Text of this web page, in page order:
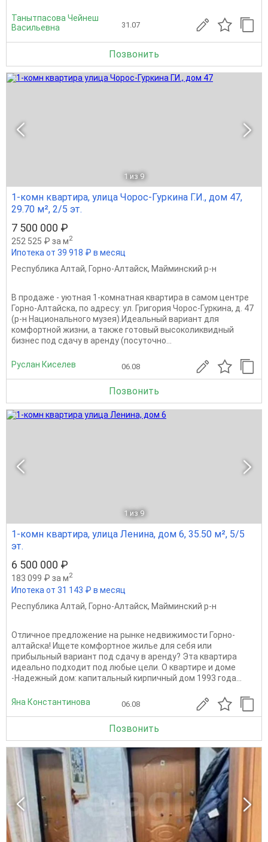
Танытпасова Чейнеш
Васильевна
31.07
Позвонить
1 из 9
1-комн квартира, улица Чорос-Гуркина Г.И., дом 47,
29.70 м², 2/5 эт.
7 500 000 ₽
252 525 ₽ за м2
Ипотека от 39 918 ₽ в месяц
Республика Алтай, Горно-Алтайск, Майминский р-н
В продаже - уютная 1-комнатная квартира в самом центре
Горно-Алтайска, по адресу: ул. Григория Чорос-Гуркина, д. 47
(р-н Национального музея).Идеальный вариант для
комфортной жизни, а также готовый высоколиквидный
бизнес под сдачу в аренду (посуточно...
Руслан Киселев 06.08
Позвонить
1 из 9
1-комн квартира, улица Ленина, дом 6, 35.50 м², 5/5
эт.
6 500 000 ₽
183 099 ₽ за м2
Ипотека от 31 143 ₽ в месяц
Республика Алтай, Горно-Алтайск, Майминский р-н
Отличное предложение на рынке недвижимости Горно-
алтайска! Ищете комфортное жилье для себя или
прибыльный вариант под сдачу в аренду? Эта квартира
идеально подходит под любые цели. О квартире и доме
-Надежный дом: капитальный кирпичный дом 1993 года...
Яна Константинова 06.08
Позвонить